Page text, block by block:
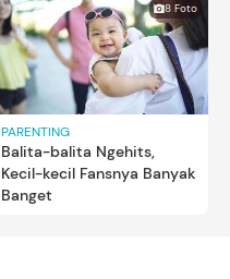
8 Foto
PARENTING
Balita-balita Ngehits,
Kecil-kecil Fansnya Banyak
Banget